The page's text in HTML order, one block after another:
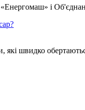
і
які швидко